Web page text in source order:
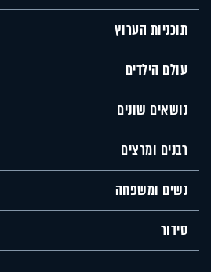
תוכניות הערוץ
עולם הילדים
נושאים שונים
רבנים ומרצים
נשים ומשפחה
סידור